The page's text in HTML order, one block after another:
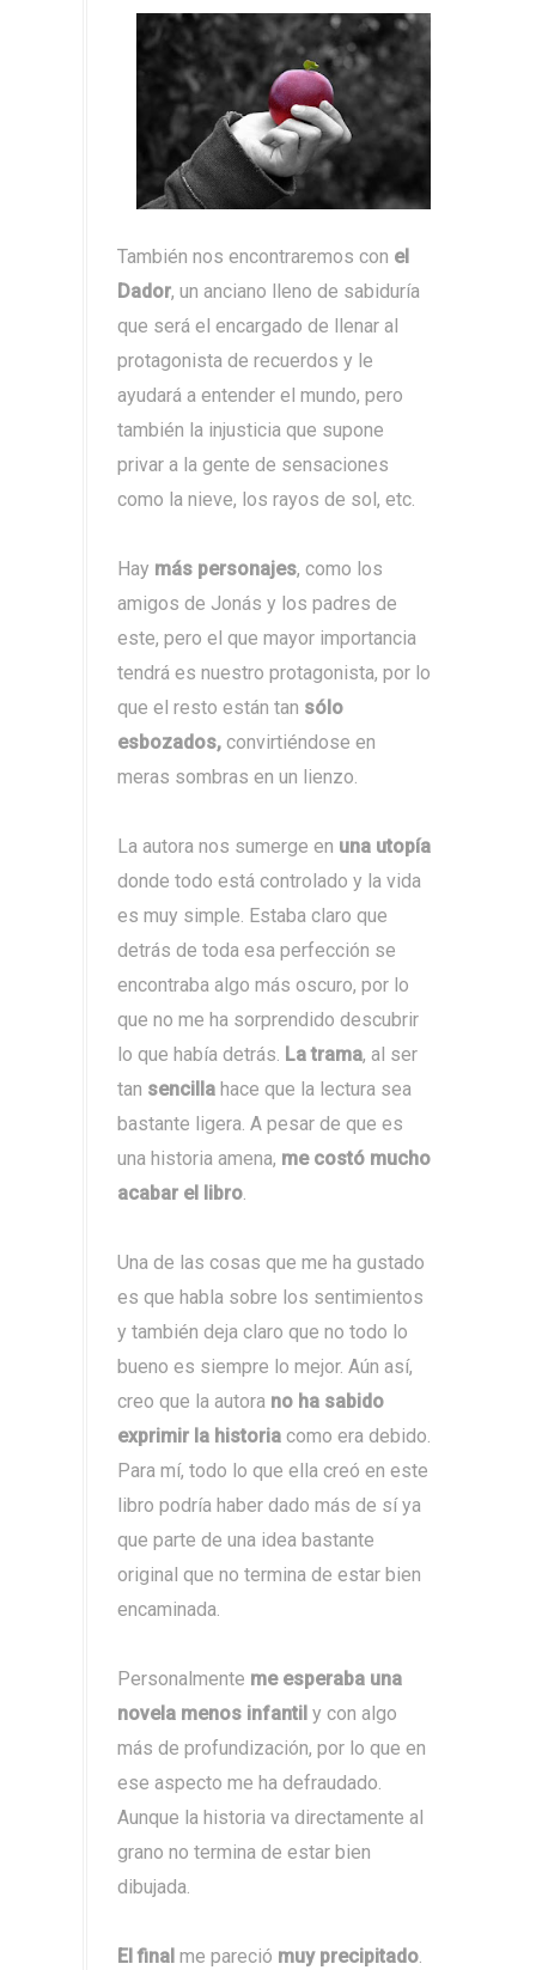
También nos encontraremos con el
Dador, un anciano lleno de sabiduría
que será el encargado de llenar al
protagonista de recuerdos y le
ayudará a entender el mundo, pero
también la injusticia que supone
privar a la gente de sensaciones
como la nieve, los rayos de sol, etc.
Hay más personajes, como los
amigos de Jonás y los padres de
este, pero el que mayor importancia
tendrá es nuestro protagonista, por lo
que el resto están tan sólo
esbozados, convirtiéndose en
meras sombras en un lienzo.
La autora nos sumerge en una utopía
donde todo está controlado y la vida
es muy simple. Estaba claro que
detrás de toda esa perfección se
encontraba algo más oscuro, por lo
que no me ha sorprendido descubrir
lo que había detrás. La trama, al ser
tan sencilla hace que la lectura sea
bastante ligera. A pesar de que es
una historia amena, me costó mucho
acabar el libro.
Una de las cosas que me ha gustado
es que habla sobre los sentimientos
y también deja claro que no todo lo
bueno es siempre lo mejor. Aún así,
creo que la autora no ha sabido
exprimir la historia como era debido.
Para mí, todo lo que ella creó en este
libro podría haber dado más de sí ya
que parte de una idea bastante
original que no termina de estar bien
encaminada.
Personalmente me esperaba una
novela menos infantil y con algo
más de profundización, por lo que en
ese aspecto me ha defraudado.
Aunque la historia va directamente al
grano no termina de estar bien
dibujada.
El final me pareció muy precipitado.